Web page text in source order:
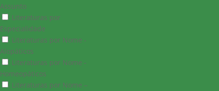
Assunto
Literaturas por
Especialidade
Literaturas por Nome -
Alopáticos
Literaturas por Nome -
Homeopáticos
Literaturas por Nome –